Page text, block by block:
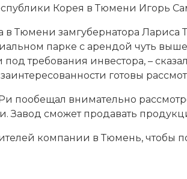
Корея в Тюмени Игорь
в Тюмени замгубернатора
парке с арендой чуть
требования инвестора, –
готовы
пообещал внимательно
Завод сможет продавать
компании в Тюмень, чтобы